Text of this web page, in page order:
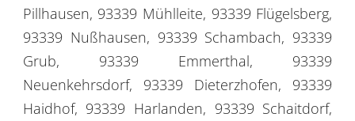
Pillhausen, 93339 Mühlleite, 93339 Flügelsberg,
93339 Nußhausen, 93339 Schambach, 93339
Grub, 93339 Emmerthal, 93339
Neuenkehrsdorf, 93339 Dieterzhofen, 93339
Haidhof, 93339 Harlanden, 93339 Schaitdorf,